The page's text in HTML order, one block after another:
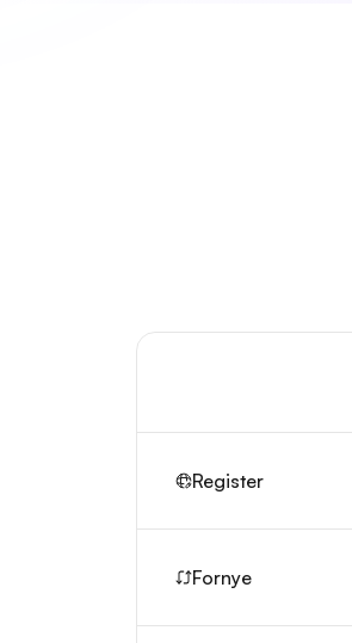
Register
Fornye